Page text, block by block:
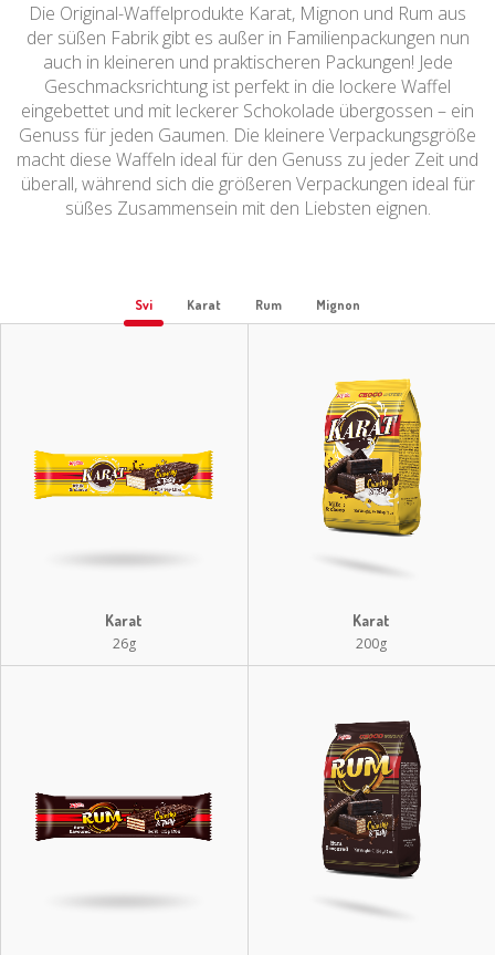
Die Original-Waffelprodukte Karat, Mignon und Rum aus
der süßen Fabrik gibt es außer in Familienpackungen nun
auch in kleineren und praktischeren Packungen! Jede
Geschmacksrichtung ist perfekt in die lockere Waffel
eingebettet und mit leckerer Schokolade übergossen – ein
Genuss für jeden Gaumen. Die kleinere Verpackungsgröße
macht diese Waffeln ideal für den Genuss zu jeder Zeit und
überall, während sich die größeren Verpackungen ideal für
süßes Zusammensein mit den Liebsten eignen.
Svi Karat Rum Mignon
Karat
26g
Karat
200g